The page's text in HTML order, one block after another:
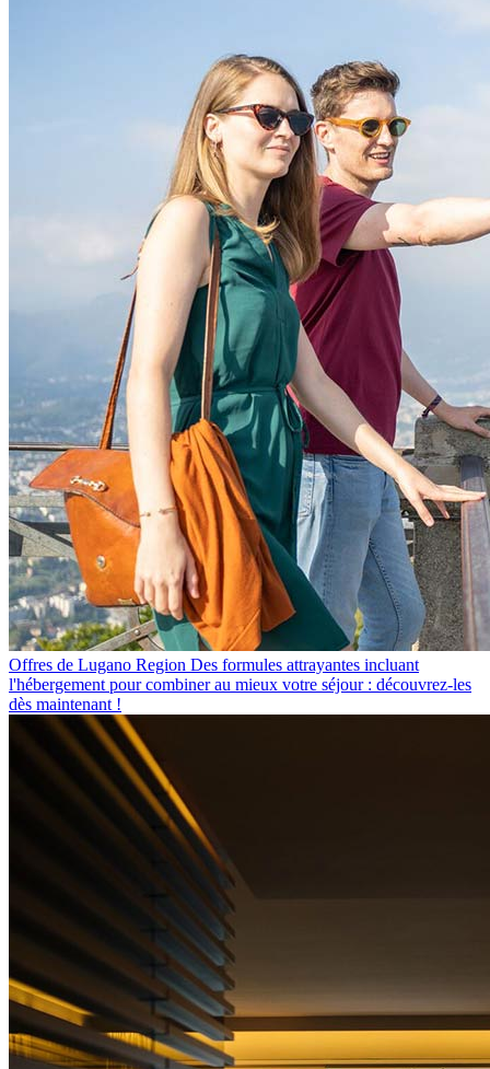
Offres de Lugano Region Des formules attrayantes incluant
l'hébergement pour combiner au mieux votre séjour : découvrez-les
dès maintenant !